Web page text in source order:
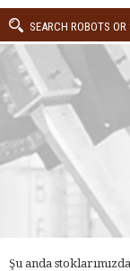
SEARCH ROBOTS OR
Şu anda